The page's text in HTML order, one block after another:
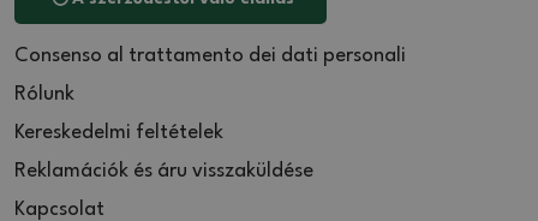
Consenso al trattamento dei dati personali
Rólunk
Kereskedelmi feltételek
Reklamációk és áru visszaküldése
Kapcsolat